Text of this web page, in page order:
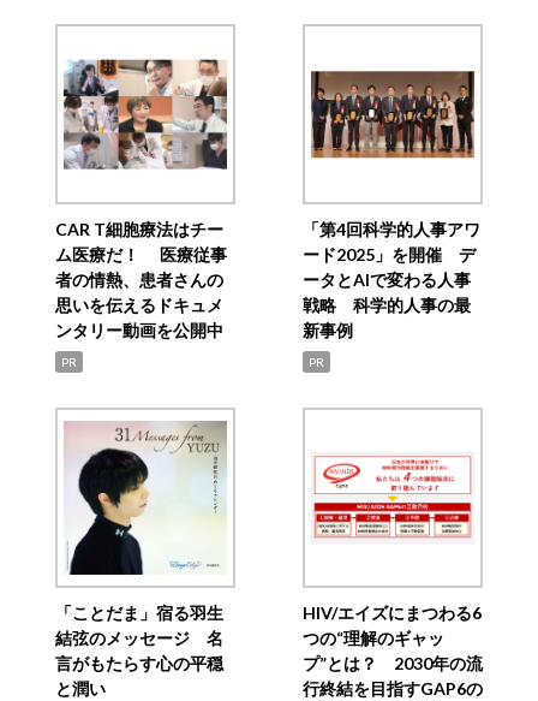
CAR T細胞療法はチー
ム医療だ！ 医療従事
者の情熱、患者さんの
思いを伝えるドキュメ
ンタリー動画を公開中
PR
「第4回科学的人事アワ
ード2025」を開催 デ
ータとAIで変わる人事
戦略 科学的人事の最
新事例
PR
「ことだま」宿る羽生
結弦のメッセージ 名
言がもたらす心の平穏
と潤い
HIV/エイズにまつわる6
つの“理解のギャッ
プ”とは？ 2030年の流
行終結を目指すGAP6の